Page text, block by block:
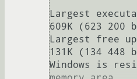
Largest
609K (623 200
Largest free
131K (134 448
Windows is